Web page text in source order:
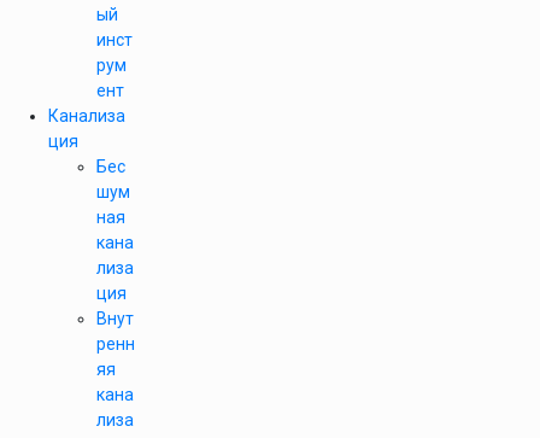
ый
инст
рум
ент
Канализа
ция
Бес
шум
ная
кана
лиза
ция
Внут
ренн
яя
кана
лиза